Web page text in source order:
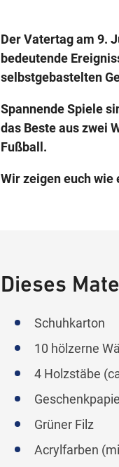
Der Vatertag am 9.
bedeutende
selbstgebastelten
Spannende Spiele
das Beste aus zwei
Fußball.
Wir zeigen euch
Dieses
Schuhkarton
10 hölzerne
4 Holzstäbe
Grüner Filz
Acrylfarben